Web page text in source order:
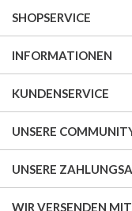
SHOPSERVICE
INFORMATIONEN
KUNDENSERVICE
UNSERE
UNSERE
WIR VERSENDEN